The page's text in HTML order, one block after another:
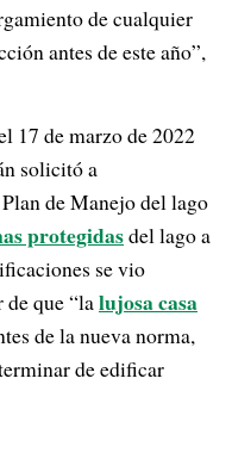
de cualquier
antes de este año”,
17 de marzo de 2022
solicitó a
de Manejo del lago
protegidasdel lago a
se vio
que “lalujosa casa
de la nueva norma,
de edificar